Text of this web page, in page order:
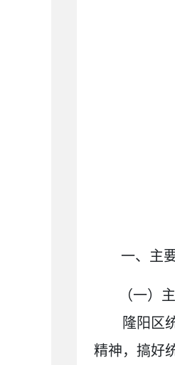
一、主
（一）
隆阳区
精神，搞好